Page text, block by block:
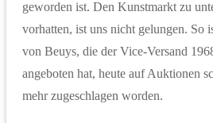
geworden ist. Den Kunstmarkt zu
vorhatten, ist uns nicht gelungen. So
von Beuys, die der Vice-Versand
angeboten hat, heute auf Auktionen
mehr zugeschlagen worden.